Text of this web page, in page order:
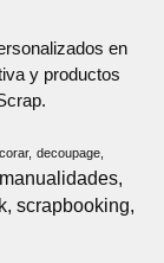
en
y productos
decoupage
manualidades
scrapbooking